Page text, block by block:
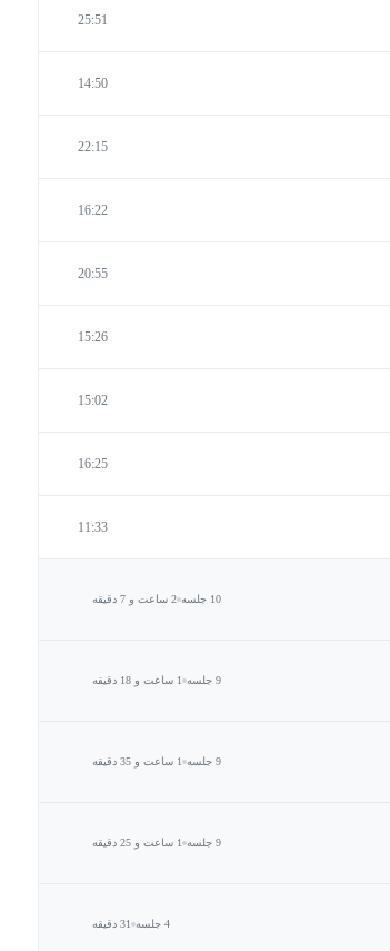
25:51
14:50
22:15
16:22
20:55
15:26
15:02
16:25
11:33
10 جلسه 2 ساعت و 7 دقیقه
9 جلسه 1 ساعت و 18 دقیقه
9 جلسه 1 ساعت و 35 دقیقه
9 جلسه 1 ساعت و 25 دقیقه
4 جلسه 31 دقیقه